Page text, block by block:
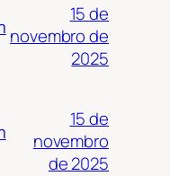
15 de
novembro de
2025
15 de
novembro
de 2025